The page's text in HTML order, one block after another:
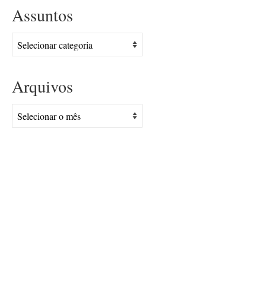
Assuntos
Assuntos
Arquivos
Arquivos